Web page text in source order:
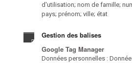
d'utilisation; nom de famille;
pays; prénom; ville; état
Gestion des balises
Google Tag Manager
Données personnelles :